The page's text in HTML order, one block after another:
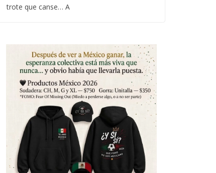
trote que canse… A